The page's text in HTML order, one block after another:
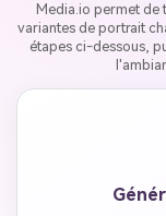
Media.io permet de
variantes de portrait
étapes ci-dessous,